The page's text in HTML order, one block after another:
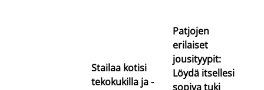
Stailaa kotisi
tekokukilla ja -
Patjojen
erilaiset
jousityypit:
Löydä itsellesi
sopiva tuki